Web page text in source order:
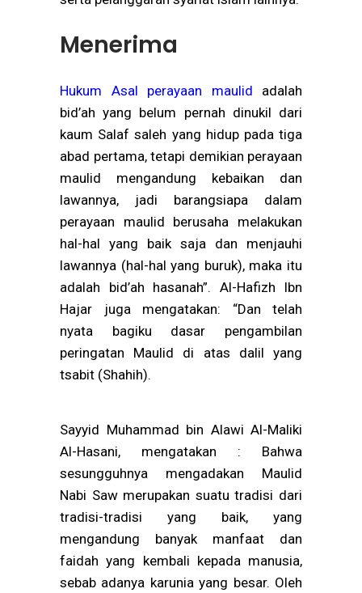
Menerima
Hukum Asal perayaan maulid
adalah
bid’ah yang belum pernah dinukil dari
kaum Salaf saleh yang hidup pada tiga
abad pertama, tetapi demikian perayaan
maulid mengandung kebaikan dan
lawannya, jadi barangsiapa dalam
perayaan maulid berusaha melakukan
hal-hal yang baik saja dan menjauhi
lawannya (hal-hal yang buruk), maka itu
adalah bid’ah hasanah”. Al-Hafizh Ibn
Hajar juga mengatakan: “Dan telah
nyata bagiku dasar pengambilan
peringatan Maulid di atas dalil yang
tsabit (Shahih).
Sayyid Muhammad bin Alawi Al-Maliki
Al-Hasani, mengatakan : Bahwa
sesungguhnya mengadakan Maulid
Nabi Saw merupakan suatu tradisi dari
tradisi-tradisi yang baik, yang
mengandung banyak manfaat dan
faidah yang kembali kepada manusia,
sebab adanya karunia yang besar. Oleh